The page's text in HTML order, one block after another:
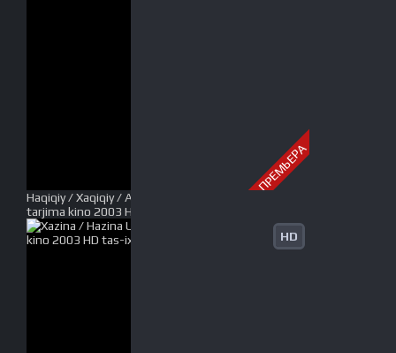
ПРЕМЬЕРА
Haqiqiy / Xaqiqiy / Asl sevgi Uzbek tilida O'zbekcha
tarjima kino 2003 HD tas-ix skachat
HD